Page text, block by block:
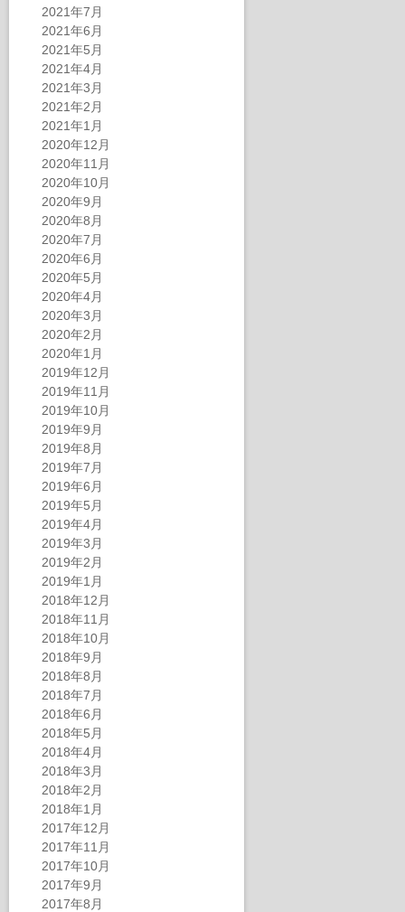
2021年7月
2021年6月
2021年5月
2021年4月
2021年3月
2021年2月
2021年1月
2020年12月
2020年11月
2020年10月
2020年9月
2020年8月
2020年7月
2020年6月
2020年5月
2020年4月
2020年3月
2020年2月
2020年1月
2019年12月
2019年11月
2019年10月
2019年9月
2019年8月
2019年7月
2019年6月
2019年5月
2019年4月
2019年3月
2019年2月
2019年1月
2018年12月
2018年11月
2018年10月
2018年9月
2018年8月
2018年7月
2018年6月
2018年5月
2018年4月
2018年3月
2018年2月
2018年1月
2017年12月
2017年11月
2017年10月
2017年9月
2017年8月